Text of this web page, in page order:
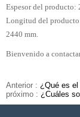
Espesor del producto:
Longitud del
2440 mm.
Bienvenido a
Anterior : ¿Qué es el
próximo : ¿Cuáles